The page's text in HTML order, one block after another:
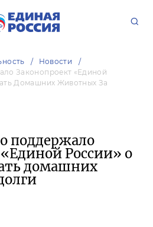
Новости
Законопроект «Единой
Домашних Животных За
поддержало
России» о
домашних